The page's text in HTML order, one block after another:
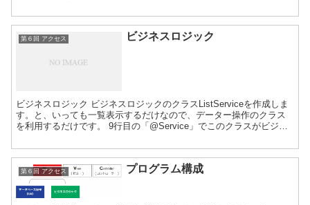
第６回 アクセス ビジネスロジック
ビジネスロジック ビジネスロジックのクラスListServiceを作成しま
す。と、いっても一覧表示するだけなので、データー操作のクラス
を利用するだけです。 9行目の「@Service」でこのクラスがビジネ
第６回 アクセス プログラム構成